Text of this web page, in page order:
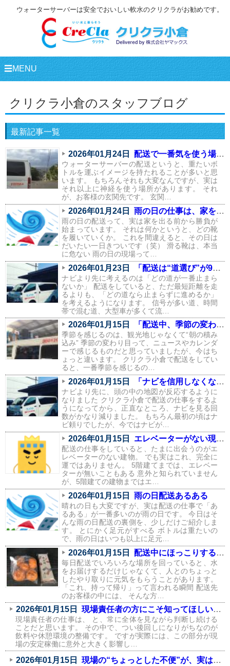
ウォーターサーバーは安全でおいしい軟水のクリクラがお勧めです。
☰MENU
クリクラ小倉のスタッフブログ
最新記事一覧
2026年01月24日 配送で一番気を使う場所は、実はここ
ウォーターサーバーの配送というと、重たいボ
トルを運ぶイメージを持たれることが多いと思
います。 もちろんそれも大変なんですが、実は
それ以上に神経を使う場所があります。 それ
が、お客様の玄関先です。 玄関…
2026年01月24日 雨の日の仕事は、家を出る前から始まっている
雨の日の配送って、実は家を出る前から勝負が
始まっています。 それは何かというと、どの靴
を履いていくか。 これを間違えると、その日は
だいたい一日きついです（笑） 滑る靴は、本当
に危ない 雨の日の現場って…
2026年01月23日 「配送は“道選び”が9割。信号と渋滞を避けるルートの話」
ナビより先に考えるのは「どの道が一番止まら
ないか」 配送をしていると、ただ最短距離を走
るよりも、「どの道なら止まらずに進めるか」
を考えるようになります。 信号が多い道、時間
帯で混む道、大型車が多くて流…
2026年01月15日 「配送中、季節の変わり目を一番感じるのはこの瞬間」
季節を感じるのは、観光地じゃなくて“朝の積み
込み” 季節の変わり目って、ニュースやカレンダ
ーで感じるものだと思っていましたが、今はち
ょっと違います。 クリクラ小倉で配送をしてい
ると、一番季節を感じるの…
2026年01月15日 「ナビを信用しなくなりました。配送で身についた“地元の勘”」
ナビより先に、頭の中の地図が反応するように
なりました クリクラ小倉で配送の仕事をするよ
うになってから、正直なところ、ナビを見る回
数がかなり減りました。 もちろん最初の頃はナ
ビ頼りでしたが、今ではナビが…
2026年01月15日 エレベーターがない現場あるある（配送員の本音つき）
配送の仕事をしていると、たまに出会うのがエ
レベーターのない建物。 でも実はこれ、完全に
運ではありません。 5階建てまでは、エレベー
ターが無いこともある 意外と知られていません
が、5階建ての建物まではエ…
2026年01月15日 雨の日配送あるある
晴れの日も大変ですが、実は配送の仕事で「あ
るある」が一番多いのが雨の日です。 今日はそ
んな雨の日配送の裏側を、少しだけご紹介しま
す。 とにかく足元がすべる ボトルは重たいの
で、雨の日はいつも以上に足元…
2026年01月15日 配送中にほっこりする瞬間が、実はたくさんあります
毎日配送でいろいろな場所を回っていると、水
をお届けするだけじゃなくて、人とのちょっと
したやり取りに元気をもらうことがあります。
「これ、持って帰り」って言われる瞬間 配送先
のお客様の中には、 そんな方…
2026年01月15日 現場責任者の方にこそ知ってほしい、飲料環境が現場に与える影響
現場責任者の仕事は、 と、常に全体を見ながら判断し続ける
ことだと思います。 その中で、つい後回しになりがちなのが
飲料や休憩環境の整備です。 ですが実際には、この部分が現
場の安定稼働に意外と大きく影響し…
2026年01月15日 現場の“ちょっとした不便”が、実はコストになっている話